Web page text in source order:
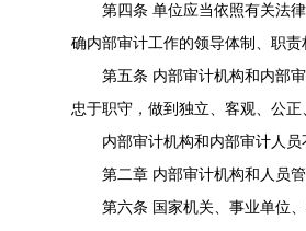
第四条 单位应当依照有关法律
确内部审计工作的领导体制、职
第五条 内部审计机构和内部审
忠于职守，做到独立、客观、公正
内部审计机构和内部审计人员
第二章 内部审计机构和人员
第六条 国家机关、事业单位、